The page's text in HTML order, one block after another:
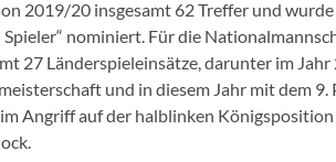
2019/20 insgesamt 62 Treffer und
Spieler“ nominiert. Für die
27 Länderspieleinsätze, darunter im
und in diesem Jahr mit dem
Angriff auf der halblinken